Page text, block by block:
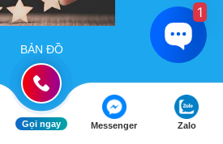
BẢN ĐỒ
Gọi ngay Messenger Zalo
1